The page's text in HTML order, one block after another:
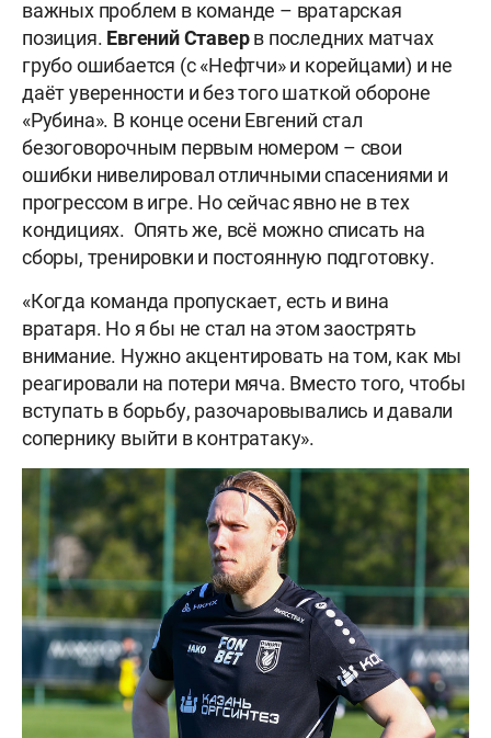
важных проблем в команде – вратарская
позиция. Евгений Ставерв последних матчах
грубо ошибается (с «Нефтчи» и корейцами) и не
даёт уверенности и без того шаткой обороне
«Рубина». В конце осени Евгений стал
безоговорочным первым номером – свои
ошибки нивелировал отличными спасениями и
прогрессом в игре. Но сейчас явно не в тех
кондициях. Опять же, всё можно списать на
сборы, тренировки и постоянную подготовку.
«Когда команда пропускает, есть и вина
вратаря. Но я бы не стал на этом заострять
внимание. Нужно акцентировать на том, как мы
реагировали на потери мяча. Вместо того, чтобы
вступать в борьбу, разочаровывались и давали
сопернику выйти в контратаку».